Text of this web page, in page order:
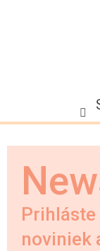
Prihláste
noviniek